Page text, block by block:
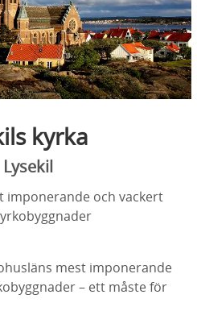
kyrka
Lysekil
imponerande och vackert
mest imponerande
– ett måste för